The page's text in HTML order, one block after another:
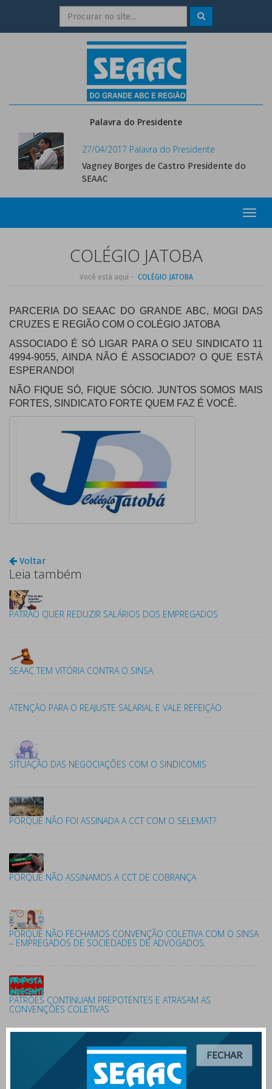
Palavra do Presidente
27/04/2017 Palavra do Presidente
Vagney Borges de Castro Presidente do
SEAAC
COLÉGIO JATOBA
Você está aqui - COLÉGIO JATOBA
PARCERIA DO SEAAC DO GRANDE ABC, MOGI DAS
CRUZES E REGIÃO COM O COLÉGIO JATOBA
ASSOCIADO É SÓ LIGAR PARA O SEU SINDICATO 11
4994-9055, AINDA NÃO É ASSOCIADO? O QUE ESTÁ
ESPERANDO!
NÃO FIQUE SÓ, FIQUE SÓCIO. JUNTOS SOMOS MAIS
FORTES, SINDICATO FORTE QUEM FAZ É VOCÊ.
Voltar
Leia também
PATRÃO QUER REDUZIR SALÁRIOS DOS EMPREGADOS
SEAAC TEM VITÓRIA CONTRA O SINSA
ATENÇÃO PARA O REAJUSTE SALARIAL E VALE REFEIÇÃO
SITUAÇÃO DAS NEGOCIAÇÕES COM O SINDICOMIS
PORQUE NÃO FOI ASSINADA A CCT COM O SELEMAT?
PORQUE NÃO ASSINAMOS A CCT DE COBRANÇA
PORQUE NÃO FECHAMOS CONVENÇÃO COLETIVA COM O SINSA
– EMPREGADOS DE SOCIEDADES DE ADVOGADOS.
PATRÕES CONTINUAM PREPOTENTES E ATRASAM AS
CONVENÇÕES COLETIVAS
PROPOSTAS INDECENTES DOS PATRÕES IMPEDEM
FORMALIZAÇÃO DE CONVENÇÕES COLETIVAS
FECHAR